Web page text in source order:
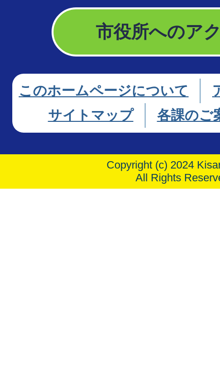
市役所へのア
このホームページについて
サイトマップ
各課のご
Copyright (c) 2024
All Rights